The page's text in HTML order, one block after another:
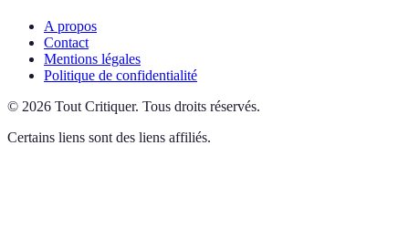
A propos
Contact
Mentions légales
Politique de confidentialité
© 2026 Tout Critiquer. Tous droits réservés.
Certains liens sont des liens affiliés.